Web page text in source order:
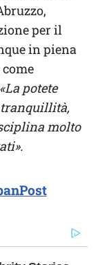
per il
in piena
«La potete
tranquillità,
molto